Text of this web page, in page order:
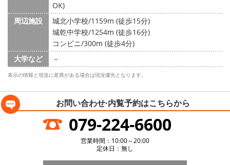
OK)
周辺施設
城北小学校/1159m (徒歩15分)
城乾中学校/1254m (徒歩16分)
コンビニ/300m (徒歩4分)
大学など
－
表示の情報と現況に差異がある場合は現況優先となります。
お問い合わせ·内覧予約はこちらから
079-224-6600
営業時間：10:00～20:00
定休日：無し